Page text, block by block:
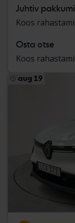
Juhtiv
Koos
Osta otse
Koos
aug 19